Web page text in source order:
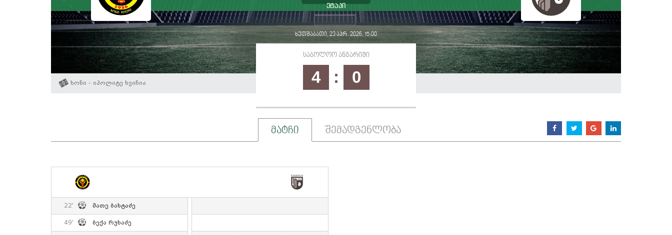
ეტაპი
ხუთშაბათი, 23 აპრ. 2026, 15:00
საბოლოო ანგარიში
4 : 0
ხონი - იპოლიტე ხვიჩია
მატჩი შემადგენლობა
22' Მათე Ბახტაძე
49' Ბექა Რუხაძე